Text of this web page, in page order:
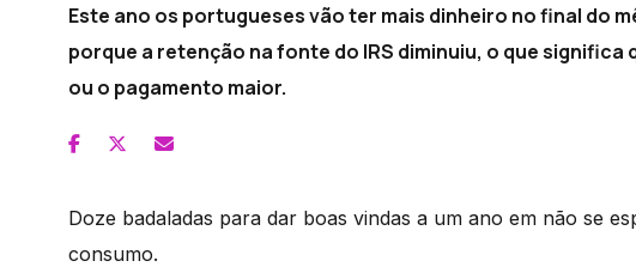
Este ano os portugueses vão ter mais dinheiro no final do
porque a retenção na fonte do IRS diminuiu, o que
ou o pagamento maior.
Doze badaladas para dar boas vindas a um ano em não se
consumo.